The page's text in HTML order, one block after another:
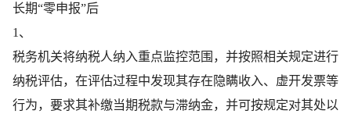
长期“零申报”后
1、
税务机关将纳税人纳入重点监控范围，并按照相关规定进行
纳税评估，在评估过程中发现其存在隐瞒收入、虚开发票等
行为，要求其补缴当期税款与滞纳金，并可按规定对其处以